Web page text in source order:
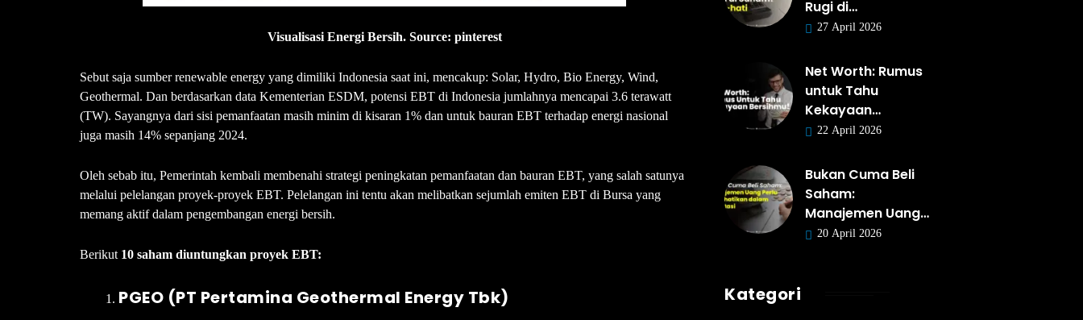
Visualisasi Energi Bersih. Source: pinterest
Sebut saja sumber renewable energy yang dimiliki Indonesia saat ini, mencakup: Solar, Hydro, Bio Energy, Wind,
Geothermal. Dan berdasarkan data Kementerian ESDM, potensi EBT di Indonesia jumlahnya mencapai 3.6 terawatt
(TW). Sayangnya dari sisi pemanfaatan masih minim di kisaran 1% dan untuk bauran EBT terhadap energi nasional
juga masih 14% sepanjang 2024.
Oleh sebab itu, Pemerintah kembali membenahi strategi peningkatan pemanfaatan dan bauran EBT, yang salah satunya
melalui pelelangan proyek-proyek EBT. Pelelangan ini tentu akan melibatkan sejumlah emiten EBT di Bursa yang
memang aktif dalam pengembangan energi bersih.
Berikut 10 saham diuntungkan proyek EBT:
PGEO (PT Pertamina Geothermal Energy Tbk)
Rugi di…
27 April 2026
Net Worth: Rumus
untuk Tahu
Kekayaan…
22 April 2026
Bukan Cuma Beli
Saham:
Manajemen Uang…
20 April 2026
Kategori